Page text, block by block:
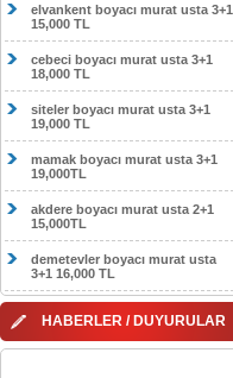
elvankent boyacı murat usta 3+1
15,000 TL
cebeci boyacı murat usta 3+1
18,000 TL
siteler boyacı murat usta 3+1
19,000 TL
mamak boyacı murat usta 3+1
19,000TL
akdere boyacı murat usta 2+1
15,000TL
demetevler boyacı murat usta
3+1 16,000 TL
HABERLER / DUYURULAR